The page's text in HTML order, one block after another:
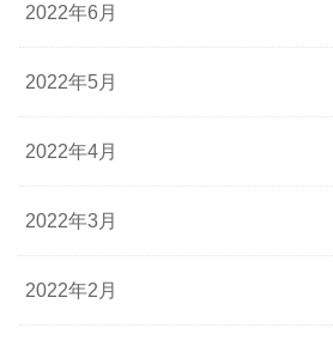
2022年6月
2022年5月
2022年4月
2022年3月
2022年2月